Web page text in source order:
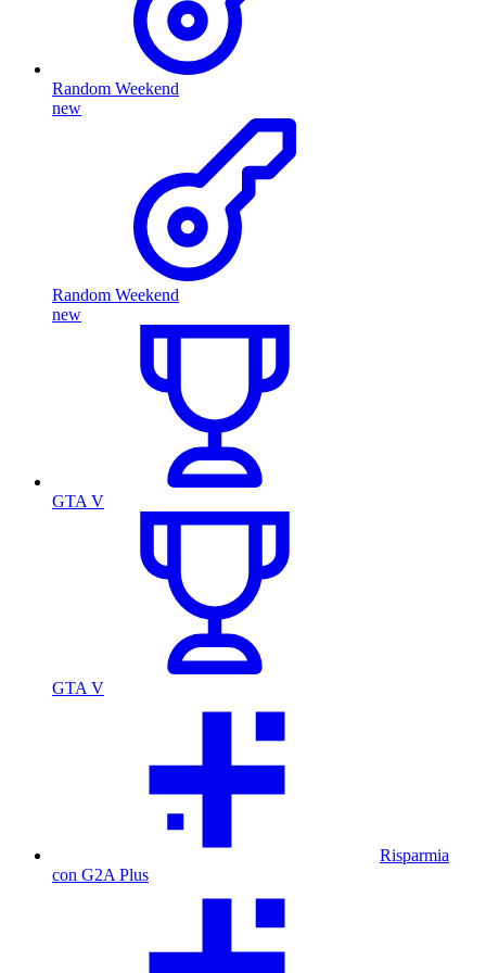
Random Weekend
new
Random Weekend
new
GTA V
GTA V
Risparmia
con G2A Plus